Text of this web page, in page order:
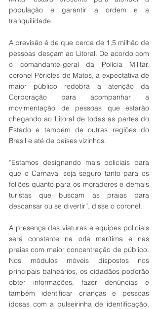
população e garantir a ordem e a
tranquilidade.
A previsão é de que cerca de 1,5 milhão de
pessoas desçam ao Litoral. De acordo com
o comandante-geral da Polícia Militar,
coronel Péricles de Matos, a expectativa de
maior público redobra a atenção da
Corporação para acompanhar a
movimentação de pessoas que estarão
chegando ao Litoral de todas as partes do
Estado e também de outras regiões do
Brasil e até de países vizinhos.
“Estamos designando mais policiais para
que o Carnaval seja seguro tanto para os
foliões quanto para os moradores e demais
turistas que buscam as praias para
descansar ou se divertir”, disse o coronel.
A presença das viaturas e equipes policiais
será constante na orla marítima e nas
praias com maior concentração de público.
Nos módulos móveis dispostos nos
principais balneários, os cidadãos poderão
obter informações, fazer denúncias e
também identificar crianças e pessoas
idosas com a pulseirinha de identificação,